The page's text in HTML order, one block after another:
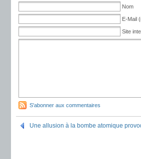
Nom
E-Mail
Site
S'abonner aux commentaires
Une allusion à la bombe atomique